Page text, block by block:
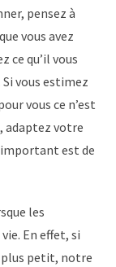
pensez à
vous avez
ce qu’il vous
vous estimez
vous ce n’est
adaptez votre
est de
les
En effet, si
plus petit, notre